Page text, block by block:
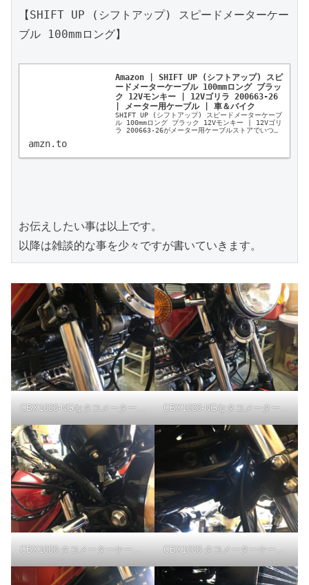
【SHIFT UP (シフトアップ) スピードメーターケー
ブル 100mmロング】
Amazon | SHIFT UP (シフトアップ) スピ
ードメーターケーブル 100mmロング ブラッ
ク 12Vモンキー | 12Vゴリラ 200663-26
| メーター用ケーブル | 車＆バイク
SHIFT UP (シフトアップ) スピードメーターケーブ
ル 100mmロング ブラック 12Vモンキー | 12Vゴリ
ラ 200663-26がメーター用ケーブルストアでいつで
amzn.to
お伝えしたい事は以上です。
以降は雑談的な事を少々ですが書いていきます。
CBX1000-NGなタコメーターケーブルの取り回し CBX1000-NGなタコメーターケーブルの取り回し
CBX1000-タコメーターケーブルの取り回し CBX1000-タコメーターケーブルの取り回し